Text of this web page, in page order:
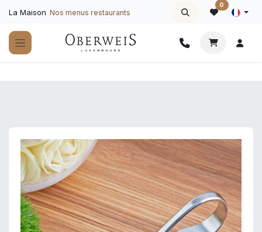
La Maison Nos menus restaurants
0